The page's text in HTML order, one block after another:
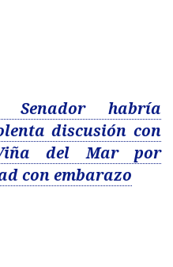
Senador habría
discusión con
del Mar por
con embarazo